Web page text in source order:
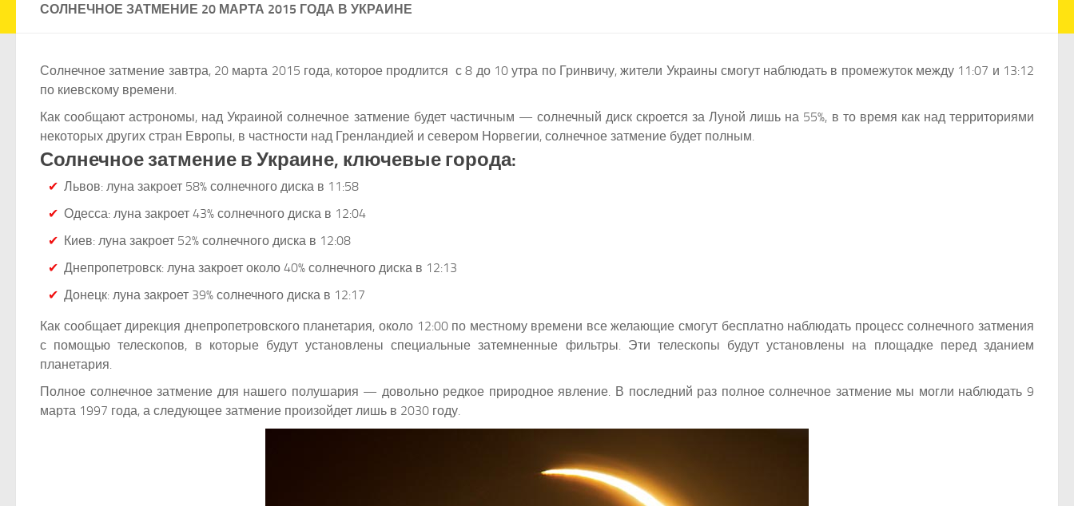
СОЛНЕЧНОЕ ЗАТМЕНИЕ 20 МАРТА 2015 ГОДА В УКРАИНЕ
Солнечное затмение завтра, 20 марта 2015 года, которое продлится с 8 до 10 утра по Гринвичу, жители Украины смогут наблюдать в промежуток между 11:07 и 13:12
по киевскому времени.
Как сообщают астрономы, над Украиной солнечное затмение будет частичным — солнечный диск скроется за Луной лишь на 55%, в то время как над территориями
некоторых других стран Европы, в частности над Гренландией и севером Норвегии, солнечное затмение будет полным.
Солнечное затмение в Украине, ключевые города:
Львов: луна закроет 58% солнечного диска в 11:58
Одесса: луна закроет 43% солнечного диска в 12:04
Киев: луна закроет 52% солнечного диска в 12:08
Днепропетровск: луна закроет около 40% солнечного диска в 12:13
Донецк: луна закроет 39% солнечного диска в 12:17
Как сообщает дирекция днепропетровского планетария, около 12:00 по местному времени все желающие смогут бесплатно наблюдать процесс солнечного затмения
с помощью телескопов, в которые будут установлены специальные затемненные фильтры. Эти телескопы будут установлены на площадке перед зданием
планетария.
Полное солнечное затмение для нашего полушария — довольно редкое природное явление. В последний раз полное солнечное затмение мы могли наблюдать 9
марта 1997 года, а следующее затмение произойдет лишь в 2030 году.